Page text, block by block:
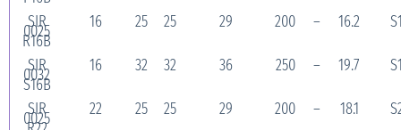
SIR
0025
R16B
16 25 25 29 200 – 16.2
SIR
0032
S16B
16 32 32 36 250 – 19.7
SIR
0025 22 25 25 29 200 – 18.1